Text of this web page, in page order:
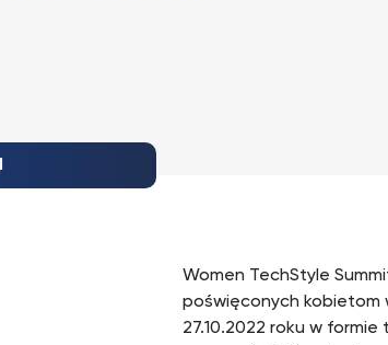
Women TechStyle
poświęconych kobietom
27.10.2022 roku w